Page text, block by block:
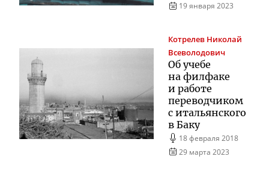
19 января 2023
Котрелев Николай
Всеволодович
Об учебе
на филфаке
и работе
переводчиком
с итальянского
в Баку
18 февраля 2018
29 марта 2023